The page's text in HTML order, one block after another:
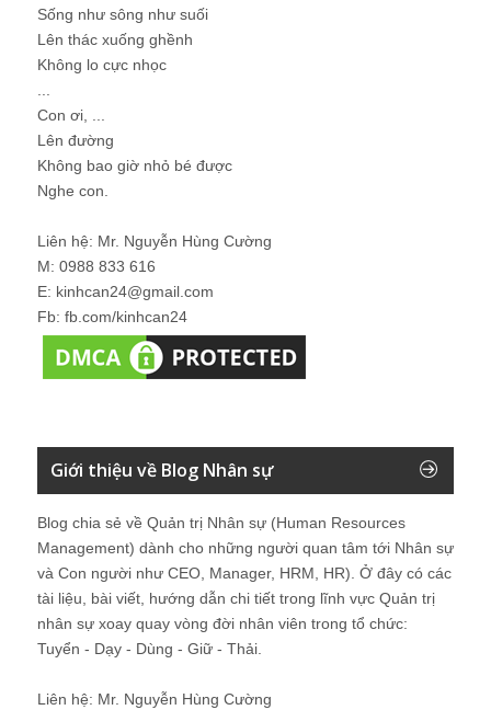
Sống như sông như suối
Lên thác xuống ghềnh
Không lo cực nhọc
Con ơi, ...
Lên đường
Không bao giờ nhỏ bé được
Nghe con.
Liên hệ: Mr. Nguyễn Hùng Cường
M: 0988 833 616
E: kinhcan24@gmail.com
Fb: fb.com/kinhcan24
Giới thiệu về Blog Nhân sự
Blog chia sẻ về Quản trị Nhân sự (Human Resources
Management) dành cho những người quan tâm tới Nhân sự
và Con người như CEO, Manager, HRM, HR). Ở đây có các
tài liệu, bài viết, hướng dẫn chi tiết trong lĩnh vực Quản trị
nhân sự xoay quay vòng đời nhân viên trong tổ chức:
Tuyển - Dạy - Dùng - Giữ - Thải.
Liên hệ: Mr. Nguyễn Hùng Cường